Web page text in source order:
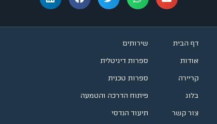
דף הבית
אודות
קריירה
בלוג
צור קשר
שירותים
ספרות דיגיטלית
ספרות טכנית
פיתוח הדרכה והטמעה
תיעוד הנדסי